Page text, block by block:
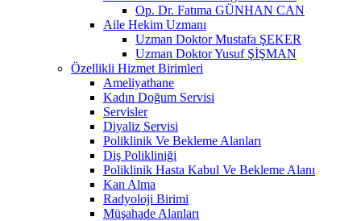
Op. Dr. Fatıma GÜNHAN CAN
Aile Hekim Uzmanı
Uzman Doktor Mustafa ŞEKER
Uzman Doktor Yusuf ŞİŞMAN
Özellikli Hizmet Birimleri
Ameliyathane
Kadın Doğum Servisi
Servisler
Diyaliz Servisi
Poliklinik Ve Bekleme Alanları
Diş Polikliniği
Poliklinik Hasta Kabul Ve Bekleme Alanı
Kan Alma
Radyoloji Birimi
Müşahade Alanları